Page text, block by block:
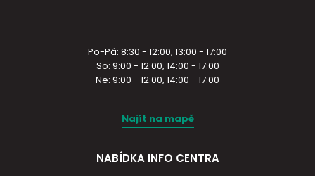
Po-Pá: 8:30 - 12:00, 13:00 - 17:00
So: 9:00 - 12:00, 14:00 - 17:00
Ne: 9:00 - 12:00, 14:00 - 17:00
Najít na mapě
NABÍDKA INFO CENTRA